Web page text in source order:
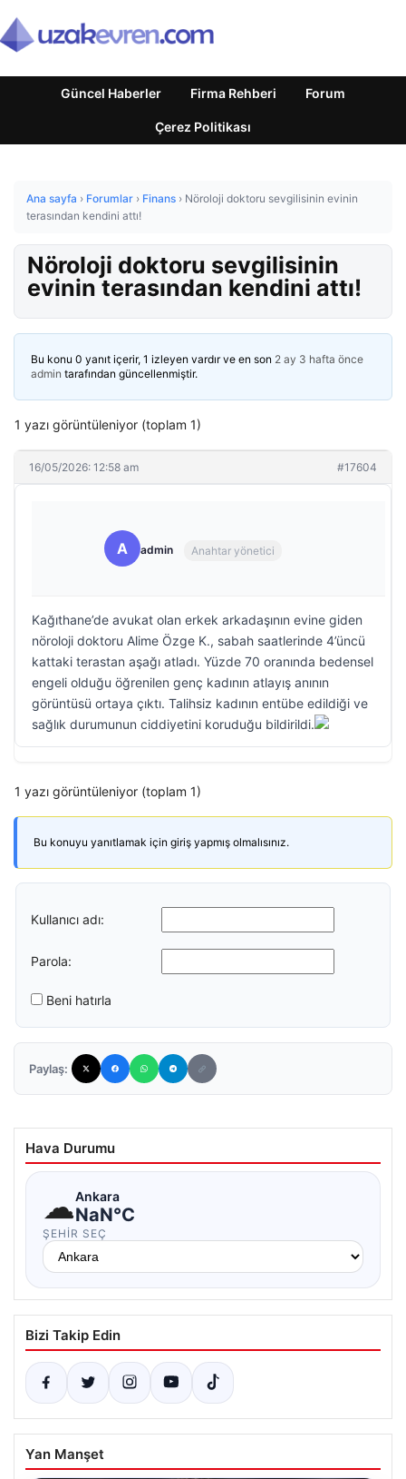
Güncel Haberler Firma Rehberi Forum
Çerez Politikası
Ana sayfa › Forumlar › Finans › Nöroloji doktoru sevgilisinin evinin
terasından kendini attı!
Nöroloji doktoru sevgilisinin
evinin terasından kendini attı!
Bu konu 0 yanıt içerir, 1 izleyen vardır ve en son 2 ay 3 hafta önce
admin tarafından güncellenmiştir.
1 yazı görüntüleniyor (toplam 1)
16/05/2026: 12:58 am #17604
A admin Anahtar yönetici
Kağıthane’de avukat olan erkek arkadaşının evine giden
nöroloji doktoru Alime Özge K., sabah saatlerinde 4’üncü
kattaki terastan aşağı atladı. Yüzde 70 oranında bedensel
engeli olduğu öğrenilen genç kadının atlayış anının
görüntüsü ortaya çıktı. Talihsiz kadının entübe edildiği ve
sağlık durumunun ciddiyetini koruduğu bildirildi.
1 yazı görüntüleniyor (toplam 1)
Bu konuyu yanıtlamak için giriş yapmış olmalısınız.
Kullanıcı adı:
Parola:
Beni hatırla
Paylaş:
Hava Durumu
☁Ankara
NaN°C
ŞEHIR SEÇ
Bizi Takip Edin
Yan Manşet